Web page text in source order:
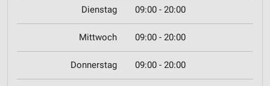
Dienstag 09:00 - 20:00
Mittwoch 09:00 - 20:00
Donnerstag 09:00 - 20:00